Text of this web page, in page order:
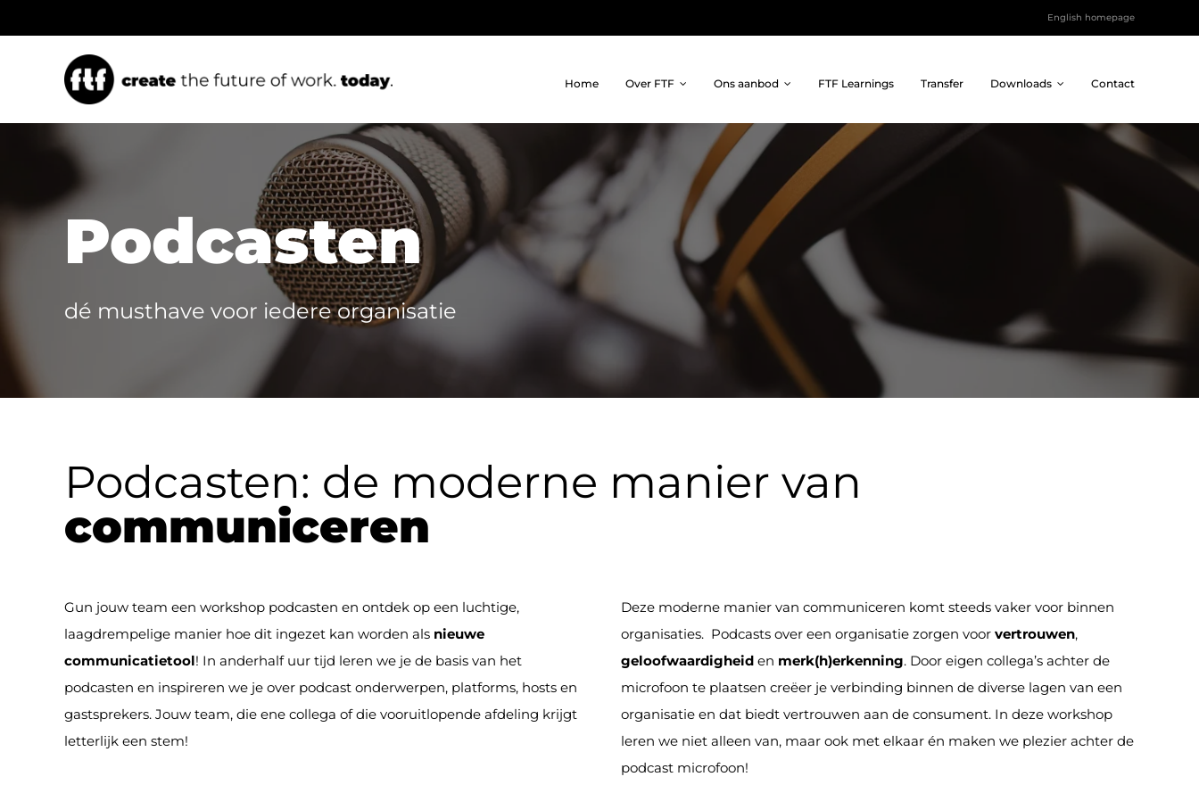
naar
English homepage
Home Over FTF Ons aanbod
FTF Keynotes
Keynote speaker,
of Work Experience.
Leiderschap
Het verschil maken met
servant leiderschap.
Cultuur
Cultuur is de basis om de
toekomst gezond in te
Medewerker
Een effectieve en
impactvolle manier om in
beweging te komen.
Inspiratiesessies
Future Design sessies,
keynotes, teambuildings
Social impact
FTF Learnings Transfer Downloads Contact
Podcasten
dé musthave voor iedere organisatie
Podcasten: de moderne manier van
communiceren
Gun jouw team een workshop podcasten en ontdek op een luchtige,
laagdrempelige manier hoe dit ingezet kan worden als nieuwe
communicatietool! In anderhalf uur tijd leren we je de basis van het
podcasten en inspireren we je over podcast onderwerpen, platforms, hosts en
gastsprekers. Jouw team, die ene collega of die vooruitlopende afdeling krijgt
letterlijk een stem!
Deze moderne manier van communiceren komt steeds vaker voor binnen
organisaties. Podcasts over een organisatie zorgen voor vertrouwen,
geloofwaardigheiden merk(h)erkenning. Door eigen collega’s achter de
microfoon te plaatsen creëer je verbinding binnen de diverse lagen van een
organisatie en dat biedt vertrouwen aan de consument. In deze workshop
leren we niet alleen van, maar ook met elkaar én maken we plezier achter de
podcast microfoon!